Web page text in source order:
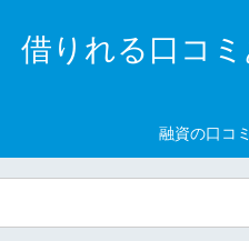
借りれる口コミ
融資の口コ